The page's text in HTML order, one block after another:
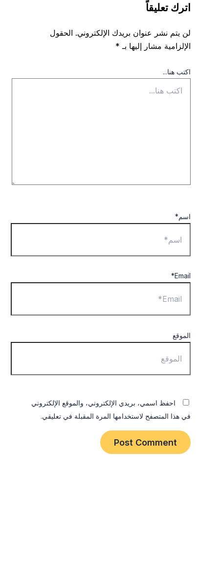
اترك تعليقاً
لن يتم نشر عنوان بريدك الإلكتروني. الحقول
الإلزامية مشار إليها بـ*
اكتب هنا...
اسم*
Email*
الموقع
احفظ اسمي، بريدي الإلكتروني، والموقع الإلكتروني
في هذا المتصفح لاستخدامها المرة المقبلة في تعليقي.